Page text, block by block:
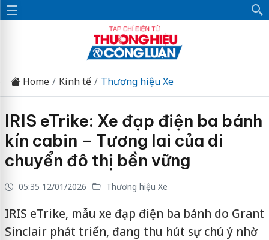
Home Kinh tế Thương hiệu Xe
IRIS eTrike: Xe đạp điện ba bánh
kín cabin – Tương lai của di
chuyển đô thị bền vững
05:35 12/01/2026 Thương hiệu Xe
IRIS eTrike, mẫu xe đạp điện ba bánh do Grant
Sinclair phát triển, đang thu hút sự chú ý nhờ